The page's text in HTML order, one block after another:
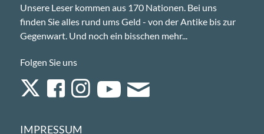
Unsere Leser kommen aus 170 Nationen. Bei uns
finden Sie alles rund ums Geld - von der Antike bis zur
Gegenwart. Und noch ein bisschen mehr...
Folgen Sie uns
IMPRESSUM